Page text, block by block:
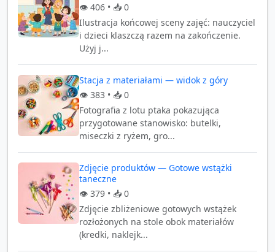
👁️ 406 • 📥 0
Ilustracja końcowej sceny zajęć: nauczyciel
i dzieci klaszczą razem na zakończenie.
Użyj j...
Stacja z materiałami — widok z góry
👁️ 383 • 📥 0
Fotografia z lotu ptaka pokazująca
przygotowane stanowisko: butelki,
miseczki z ryżem, gro...
Zdjęcie produktów — Gotowe wstążki
taneczne
👁️ 379 • 📥 0
Zdjęcie zbliżeniowe gotowych wstążek
rozłożonych na stole obok materiałów
(kredki, naklejk...